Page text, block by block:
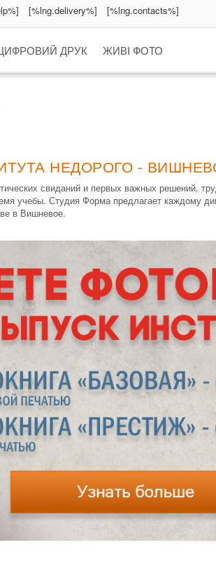
[%lng.delivery%] [%lng.contacts%]
ДРУК ЖИВІ ФОТО
НЕДОРОГО -
свиданий и первых важных решений,
учебы. Студия Форма предлагает каждому
в Вишневое.